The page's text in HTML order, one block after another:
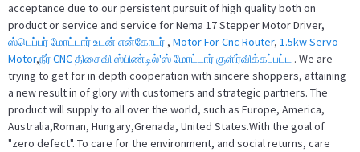
acceptance due to our persistent pursuit of high quality both on
product or service and service for Nema 17 Stepper Motor Driver,
ஸ்டெப்பர் மோட்டார் உடன் என்கோடர் , Motor For Cnc Router, 1.5kw Servo
Motor,நீர் CNC திசைவி ஸ்பிண்டில்'ஸ் மோட்டார் குளிர்விக்கப்பட்ட . We are
trying to get for in depth cooperation with sincere shoppers, attaining
a new result in of glory with customers and strategic partners. The
product will supply to all over the world, such as Europe, America,
Australia,Roman, Hungary,Grenada, United States.With the goal of
"zero defect". To care for the environment, and social returns, care